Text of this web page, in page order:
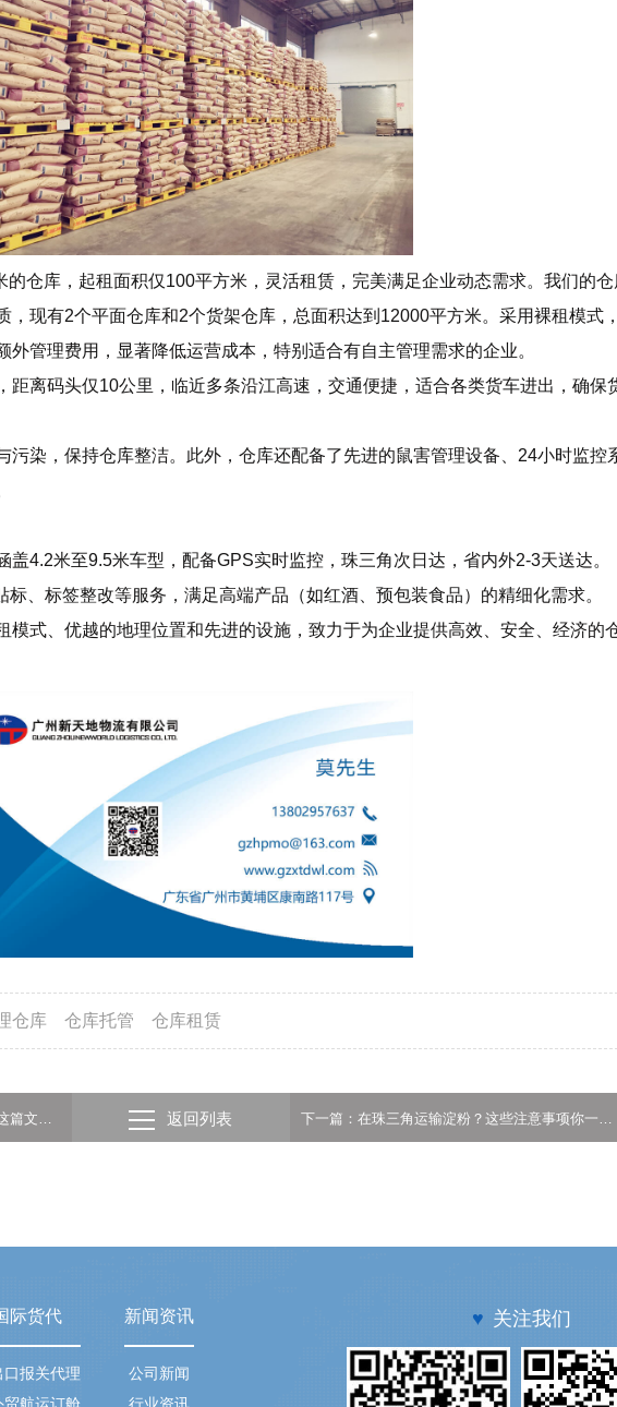
的仓库，起租面积仅100平方米，灵活租赁，完美满足企业动态需求。我们的仓
，现有2个平面仓库和2个货架仓库，总面积达到12000平方米。采用裸租模式
管理费用，显著降低运营成本，特别适合有自主管理需求的企业。
距离码头仅10公里，临近多条沿江高速，交通便捷，适合各类货车进出，确保
污染，保持仓库整洁。此外，仓库还配备了先进的鼠害管理设备、24小时监控
4.2米至9.5米车型，配备GPS实时监控，珠三角次日达，省内外2-3天送达。
、标签整改等服务，满足高端产品（如红酒、预包装食品）的精细化需求。
模式、优越的地理位置和先进的设施，致力于为企业提供高效、安全、经济的
仓库 仓库托管 仓库租赁
上一篇：如何在珠三角高效运输起酥油？这篇文章告诉你-广州货运 下一篇：在珠三角运输淀粉？这些注意事项你一定要知道-广州物流运输
返回列表
际货代
口报关代理
新闻资讯
公司新闻
♥ 关注我们